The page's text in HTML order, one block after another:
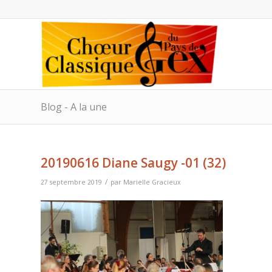
Blog - A la une
20190616 Diane Saugy -01 (32)
27 septembre 2019 / par Marielle Gracieux